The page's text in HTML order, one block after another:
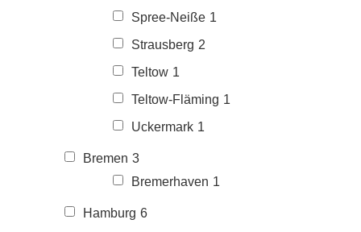
Spree-Neiße 1
Strausberg 2
Teltow 1
Teltow-Fläming 1
Uckermark 1
Bremen 3
Bremerhaven 1
Hamburg 6